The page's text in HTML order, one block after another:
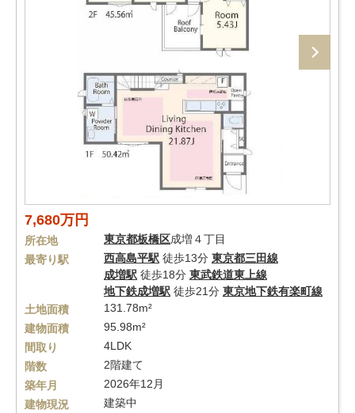
7,680万円
所在地 東京都板橋区成増４丁目
最寄り駅
西高島平駅 徒歩13分 東京都三田線
成増駅 徒歩18分 東武鉄道東上線
地下鉄成増駅 徒歩21分 東京地下鉄有楽町線
土地面積
131.78m²
建物面積
95.98m²
間取り
4LDK
階数
2階建て
築年月
2026年12月
建物現況
建築中